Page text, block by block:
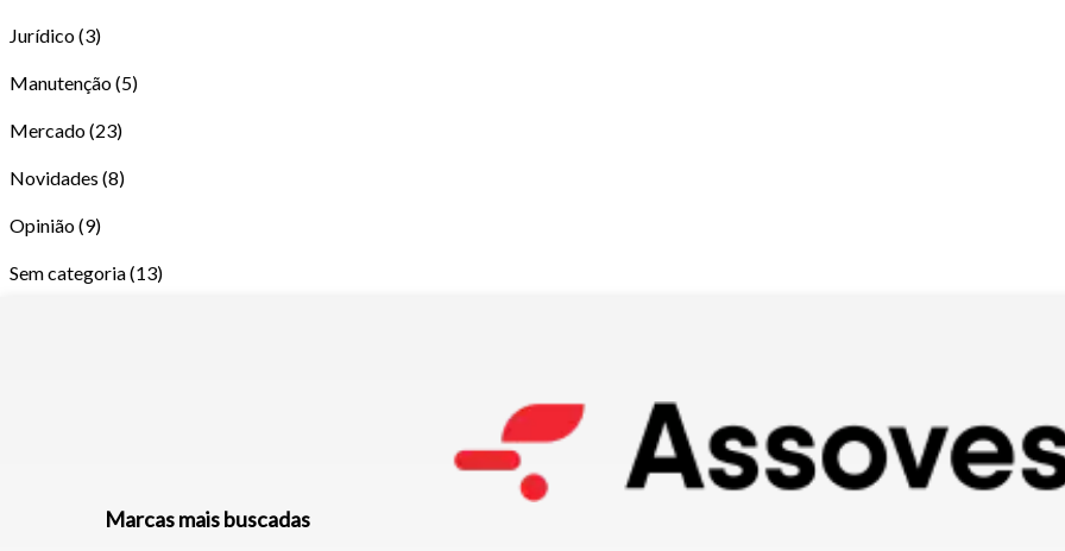
Tamanho do texto
Jurídico(3)
Manutenção(5)
Mercado(23)
Novidades (8)
Opinião(9)
Sem categoria(13)
Marcas mais buscadas